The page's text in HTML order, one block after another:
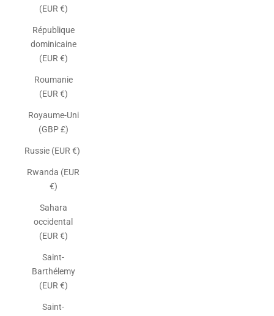
(EUR €)
République
dominicaine
(EUR €)
Roumanie
(EUR €)
Royaume-Uni
(GBP £)
Russie (EUR €)
Rwanda (EUR
€)
Sahara
occidental
(EUR €)
Saint-
Barthélemy
(EUR €)
Saint-